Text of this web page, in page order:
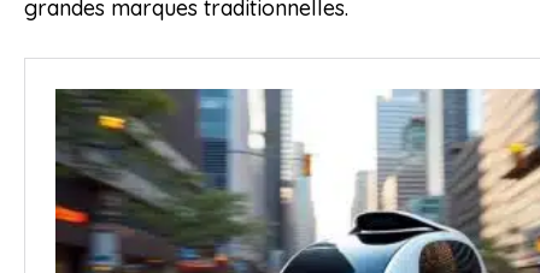
grandes marques traditionnelles.